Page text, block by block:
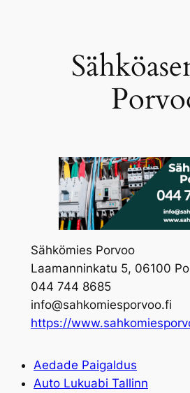
Sähkömies Porvoo
Laamanninkatu 5, 06100
044 744 8685
info@sahkomiesporvoo.fi
https://
Aedade Paigaldus
Auto Lukuabi Tallinn